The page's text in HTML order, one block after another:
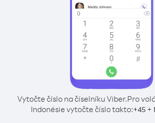
Vytočte číslo na číselníku Viber.Pro
Indonésie vytočte číslo takto:+45 +